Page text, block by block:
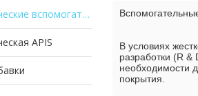
вещества
APIS
В условиях
разработки (R
необходимости
покрытия.